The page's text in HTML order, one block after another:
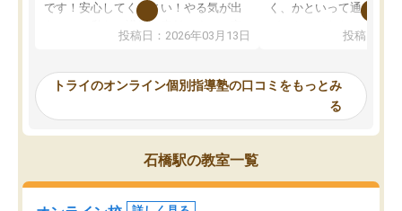
です！安心してください！やる気が出
ないのは私たち講師の責任です」と言
ってくださり、確かに！と考えて、思
ったんですが、学生の先生から学ぶこ
み、徐々に成績が上がったらいいなと
思っていました。何が今足りないのか
を的確に指導いただき、子どももびっ
くりするほど楽しんでやる気を持って
塾を受けています。狙い通り、少しず
つ成績も上がり、苦手意識も無くなっ
投稿日：2026年03月13日
く、かといって通うには
可能なので本当に助か
らないところをピンポイ
頂いて、とてもわかり
していました。一生を
スト、多少お金がかかっ
投稿日：
トライのオンライン個別指導塾の口コミをもっとみ
る
石橋駅の教室一覧